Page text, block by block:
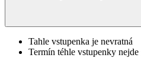
Tahle vstupenka je nevratná
Termín téhle vstupenky nejde